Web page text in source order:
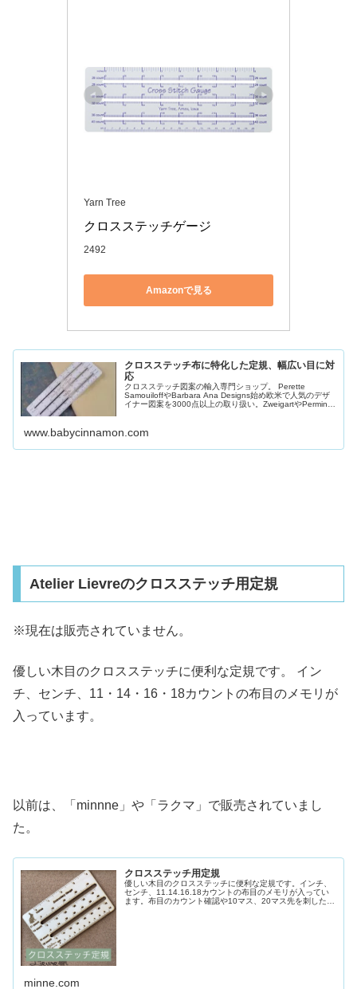
Yarn Tree
クロスステッチゲージ
2492
Amazonで見る
クロスステッチ布に特化した定規、幅広い目に対
応
クロスステッチ図案の輸入専門ショップ。 Perette
SamouiloffやBarbara Ana Designs始め欧米で人気のデザ
イナー図案を3000点以上の取り扱い。ZweigartやPerminな
www.babycinnamon.com
Atelier Lievreのクロスステッチ用定規
※現在は販売されていません。
優しい木目のクロスステッチに便利な定規です。 イン
チ、センチ、11・14・16・18カウントの布目のメモリが
入っています。
以前は、「minnne」や「ラクマ」で販売されていまし
た。
クロスステッチ用定規
優しい木目のクロスステッチに便利な定規です。インチ、
センチ、11.14.16.18カウントの布目のメモリが入ってい
ます。布目のカウント確認や10マス、20マス先を刺したい
minne.com